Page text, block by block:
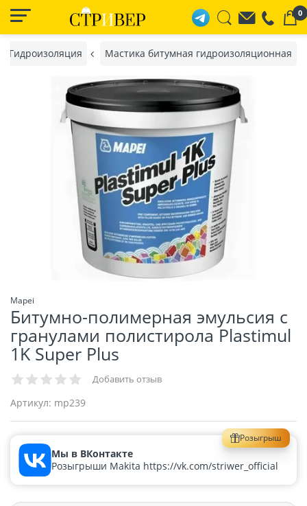
0
Гидроизоляция Мастика битумная гидроизоляционная
Mapei
Битумно-полимерная эмульсия с
гранулами полистирола Plastimul
1K Super Plus
Добавить отзыв
Артикул: mp239
Розыгрыш
Мы в ВКонтакте
Розыгрыши Makita https://vk.com/striwer_official